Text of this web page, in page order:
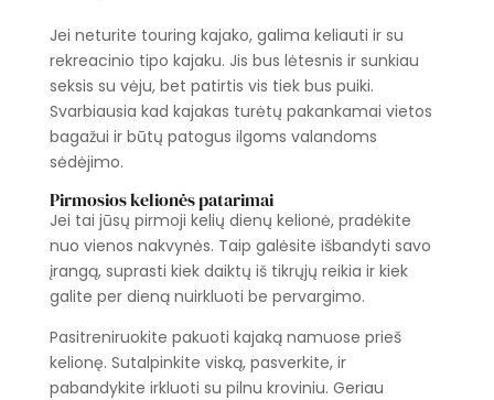
Jei neturite touring kajako, galima keliauti ir su
rekreacinio tipo kajaku. Jis bus lėtesnis ir sunkiau
seksis su vėju, bet patirtis vis tiek bus puiki.
Svarbiausia kad kajakas turėtų pakankamai vietos
bagažui ir būtų patogus ilgoms valandoms
sėdėjimo.
Pirmosios kelionės patarimai
Jei tai jūsų pirmoji kelių dienų kelionė, pradėkite
nuo vienos nakvynės. Taip galėsite išbandyti savo
įrangą, suprasti kiek daiktų iš tikrųjų reikia ir kiek
galite per dieną nuirkluoti be pervargimo.
Pasitreniruokite pakuoti kajaką namuose prieš
kelionę. Sutalpinkite viską, pasverkite, ir
pabandykite irkluoti su pilnu kroviniu. Geriau